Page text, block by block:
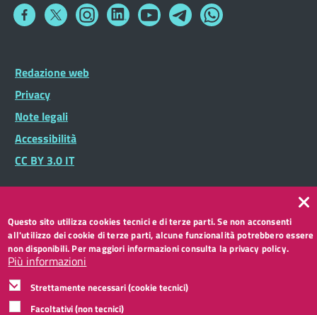
Collegamento
Collegamento
a
Collegamento
a
Collegamento
a
Collegamento
a
Collegamento
a
Collegamento
a
Footer
Widget
Footer
menu
Redazione web
Privacy
Note legali
Accessibilità
CC BY 3.0 IT
Questo sito utilizza cookies tecnici e di terze parti. Se non acconsenti
all'utilizzo dei cookie di terze parti, alcune funzionalità potrebbero essere
non disponibili. Per maggiori informazioni consulta la privacy policy.
Più informazioni
Strettamente necessari (cookie tecnici)
Facoltativi (non tecnici)